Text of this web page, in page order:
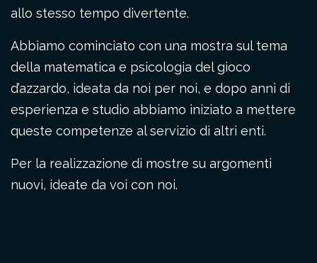
allo stesso tempo divertente.
Abbiamo cominciato con una mostra sul tema
della matematica e psicologia del gioco
d’azzardo, ideata da noi per noi, e dopo anni di
esperienza e studio abbiamo iniziato a mettere
queste competenze al servizio di altri enti.
Per la realizzazione di mostre su argomenti
nuovi, ideate da voi con noi.